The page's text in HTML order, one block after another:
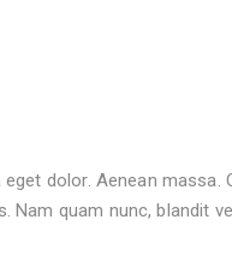
dolor. Aenean massa.
Nam quam nunc, blandit